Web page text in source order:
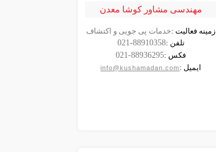
مهندسی مشاور کوشا معدن
مشاهده
شرکت
زمینه فعالیت :خدمات پی جویی و اکتشاف
تلفن :021-88910358
فکس :021-88936295
ایمیل :info@kushamadan.com